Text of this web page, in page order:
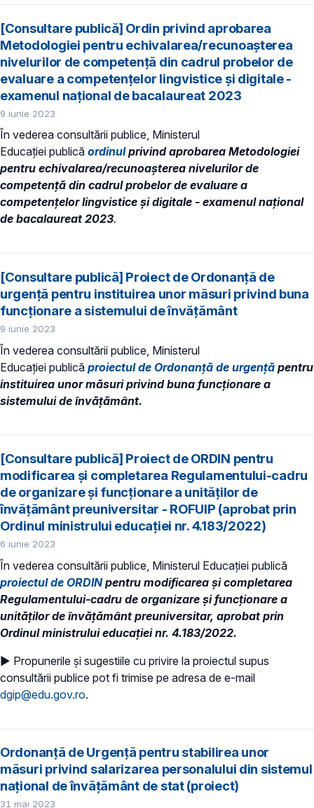
[Consultare publică] Ordin privind aprobarea
Metodologiei pentru echivalarea/recunoașterea
nivelurilor de competență din cadrul probelor de
evaluare a competențelor lingvistice și digitale -
examenul național de bacalaureat 2023
9 iunie 2023
În vederea consultării publice, Ministerul
Educaţiei publică ordinulprivind aprobarea Metodologiei
pentru echivalarea/recunoașterea nivelurilor de
competență din cadrul probelor de evaluare a
competențelor lingvistice și digitale - examenul național
de bacalaureat 2023.
[Consultare publică] Proiect de Ordonanță de
urgență pentru instituirea unor măsuri privind buna
funcționare a sistemului de învăţământ
9 iunie 2023
În vederea consultării publice, Ministerul
Educaţiei publică proiectul de Ordonanță de urgență pentru
instituirea unor măsuri privind buna funcționare a
sistemului de învăţământ.
[Consultare publică] Proiect de ORDIN pentru
modificarea și completarea Regulamentului-cadru
de organizare şi funcţionare a unităţilor de
învăţământ preuniversitar - ROFUIP (aprobat prin
Ordinul ministrului educației nr. 4.183/2022)
6 iunie 2023
În vederea consultării publice, Ministerul Educaţiei publică
proiectul de ORDINpentru modificarea și completarea
Regulamentului-cadru de organizare şi funcţionare a
unităţilor de învăţământ preuniversitar, aprobat prin
Ordinul ministrului educației nr. 4.183/2022.
► Propunerile și sugestiile cu privire la proiectul supus
consultării publice pot fi trimise pe adresa de e-mail
dgip@edu.gov.ro.
Ordonanță de Urgență pentru stabilirea unor
măsuri privind salarizarea personalului din sistemul
național de învățământ de stat (proiect)
31 mai 2023